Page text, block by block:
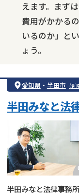
えます。まず
費用がかかる
いるのか」と
ょう。
愛知県 ・ 半田市 (近
半田みなと法
半田みなと法律事務